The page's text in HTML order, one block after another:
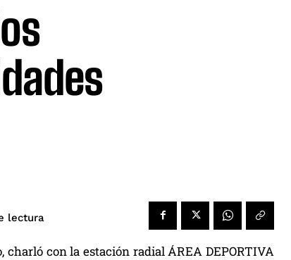
lectura
con la estación radial ÁREA DEPORTIVA